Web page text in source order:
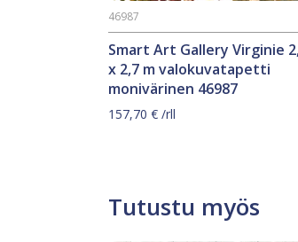
Smart Art Gallery Virginie
x 2,7 m valokuvatapetti
monivärinen 46987
46987
157,70 € /rll
Tutustu myös